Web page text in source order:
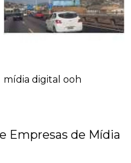
mídia digital ooh
Empresas de Mídia